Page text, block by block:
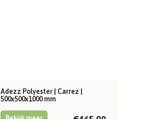
Adezz Polyester | Carrez |
500x500x1000 mm